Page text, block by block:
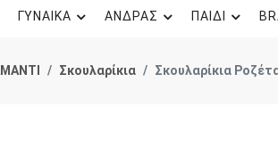
ΓΥΝΑΙΚΑ ΑΝΔΡΑΣ ΠΑΙΔΙ
Σκουλαρίκια Σκουλαρίκια